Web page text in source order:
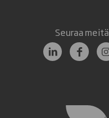
Seuraa meitä